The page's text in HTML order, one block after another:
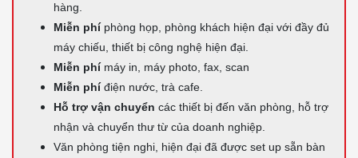
hàng.
Miễn phíphòng họp, phòng khách hiện đại với đầy đủ
máy chiếu, thiết bị công nghệ hiện đại.
Miễn phímáy in, máy photo, fax, scan
Miễn phíđiện nước, trà cafe.
Hỗ trợ vận chuyển các thiết bị đến văn phòng, hỗ trợ
nhận và chuyển thư từ của doanh nghiệp.
Văn phòng tiện nghi, hiện đại đã được set up sẵn bàn